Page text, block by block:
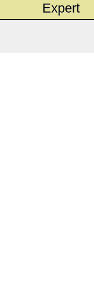
Expert